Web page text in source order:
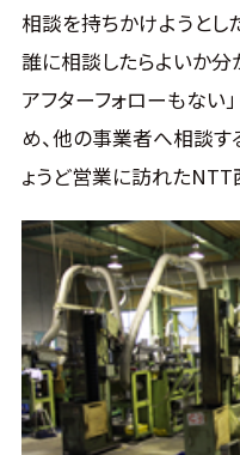
相談を持ちかけようとし
誰に相談したらよいか
アフターフォローもない
め、他の事業者へ相談す
ょうど営業に訪れたNTT